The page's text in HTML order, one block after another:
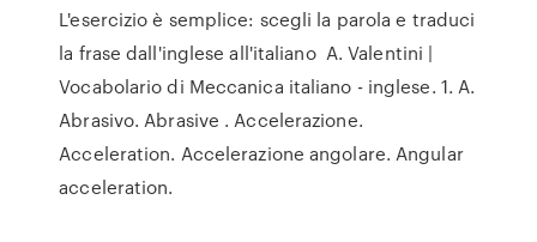
L'esercizio è semplice: scegli la parola e traduci
la frase dall'inglese all'italiano A. Valentini |
Vocabolario di Meccanica italiano - inglese. 1. A.
Abrasivo. Abrasive . Accelerazione.
Acceleration. Accelerazione angolare. Angular
acceleration.